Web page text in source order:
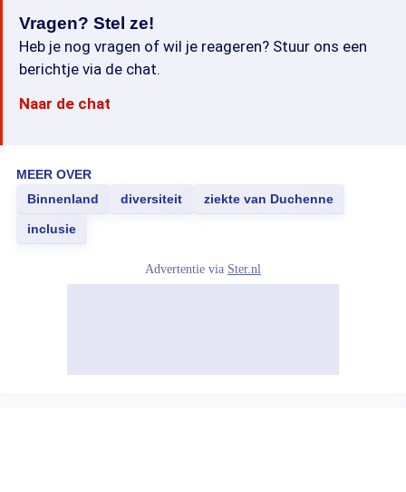
Vragen? Stel ze!
Heb je nog vragen of wil je reageren? Stuur ons een
berichtje via de chat.
Naar de chat
MEER OVER
Binnenland
diversiteit ziekte van Duchenne
inclusie
Advertentie via Ster.nl